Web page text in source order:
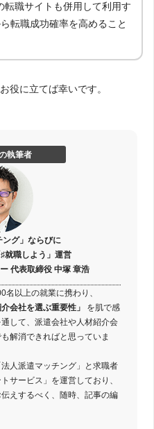
転職サイトも併用して利用す
転職成功確率を高めること
役に立てば幸いです。
執筆者
ング」ならびに
就職しよう」運営
代表取締役 中塚 章浩
名以上の就業に携わり、
会社を選ぶ重要性」
を肌で感
して、派遣会社や人材紹介会
解消できればと思っていま
人派遣マッチング」と求職者
サービス」を運営しており、
えするべく、随時、記事の編